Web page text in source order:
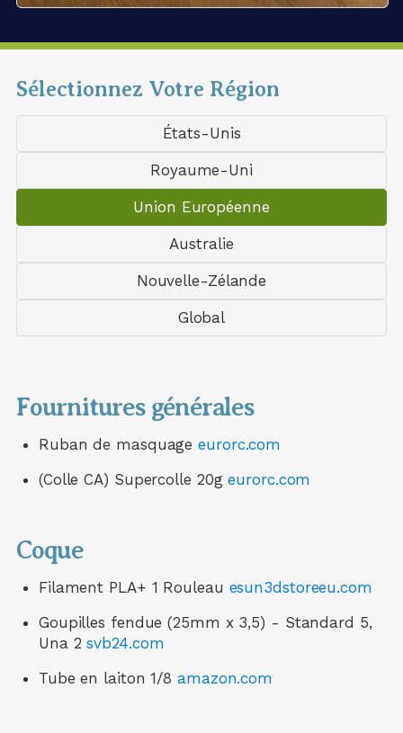
Sélectionnez Votre Région
États-Unis
Royaume-Uni
Union Européenne
Australie
Nouvelle-Zélande
Global
Fournitures générales
Ruban de masquage eurorc.com
(Colle CA) Supercolle 20g eurorc.com
Coque
Filament PLA+ 1 Rouleau esun3dstoreeu.com
Goupilles fendue (25mm x 3,5) - Standard 5,
Una 2 svb24.com
Tube en laiton 1/8 amazon.com